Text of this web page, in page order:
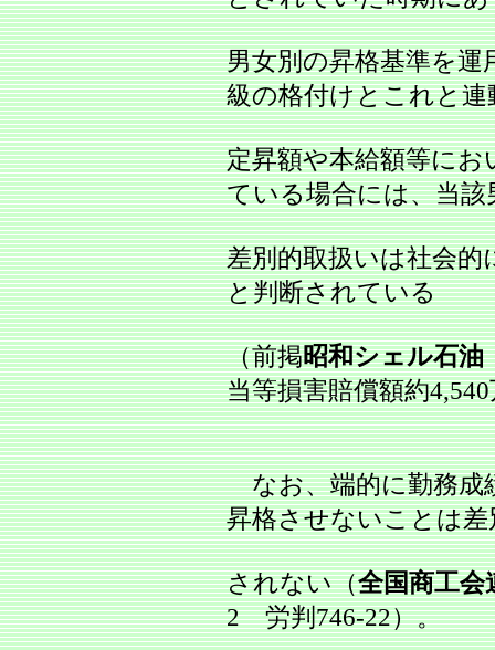
男女別の昇格基準を
級の格付けとこれと連
定昇額や本給額等に
ている場合には、当該
差別的取扱いは社会
と判断されている
（前掲昭和シェル石油
当等損害賠償額約
なお、端的に勤務成
昇格させないことは差
されない（全国商工会
2 労判746‐22）。